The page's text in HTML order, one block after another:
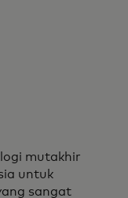
mutakhir
untuk
sangat